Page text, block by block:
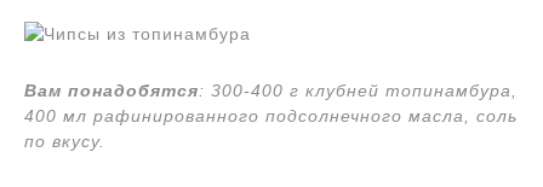
Вам понадобятся: 300-400 г клубней топинамбура,
400 мл рафинированного подсолнечного масла, соль
по вкусу.